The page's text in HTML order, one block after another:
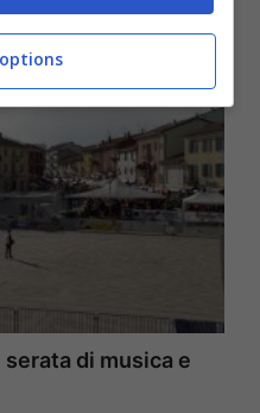
di musica e